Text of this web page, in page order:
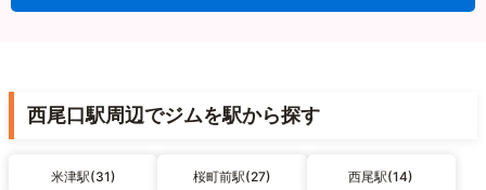
西尾口駅周辺でジムを駅から探す
米津駅(31) 桜町前駅(27) 西尾駅(14)